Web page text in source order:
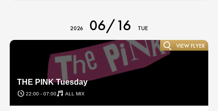
2026 06/16 TUE
THE PINK Tuesday
22:00 - 07:00 ALL MIX
VIEW FLYER